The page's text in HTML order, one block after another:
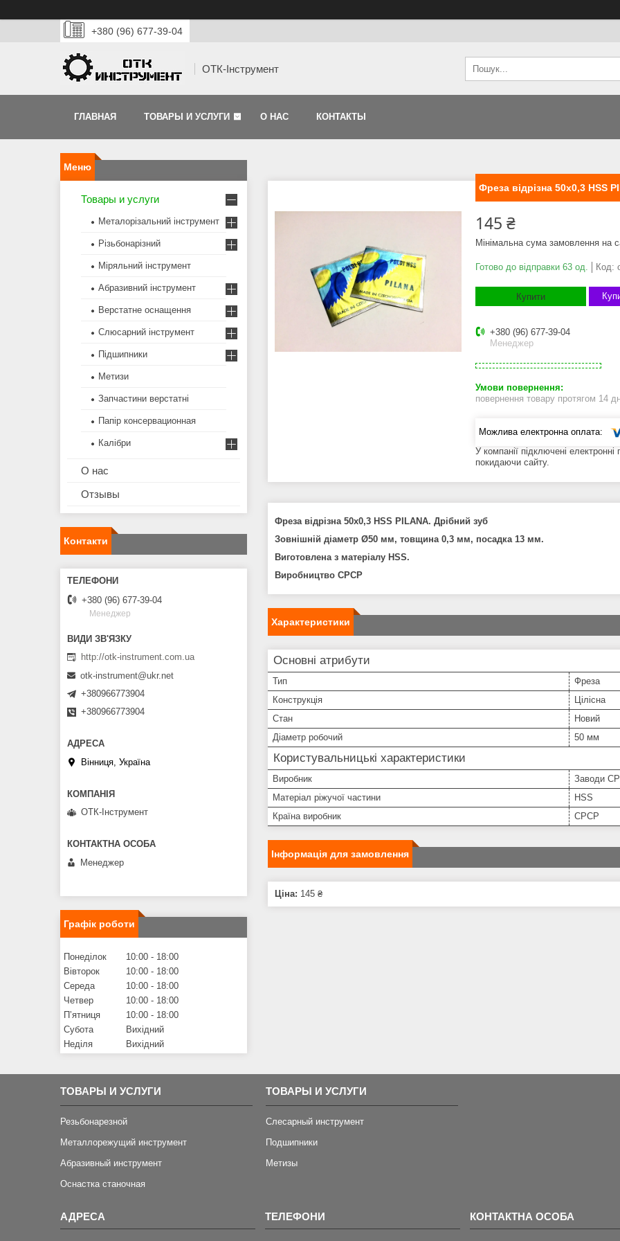
+380 (96) 677-39-04
ОТК-Інструмент
ГЛАВНАЯ ТОВАРЫ И УСЛУГИ О НАС КОНТАКТЫ
Фреза відрізна 50х0,3 HSS
145 ₴
Мінімальна сума замовлення на
Готово до відправки 63 од. Код:
Купити
+380 (96) 677-39-04
Менеджер
повернення товару протягом 14
У компанії підключені
покидаючи сайту.
Фреза відрізна 50х0,3 HSS PILANA. Дрібний зуб
Зовнішній діаметр Ø50 мм, товщина 0,3 мм, посадка 13 мм.
Виготовлена з матеріалу HSS.
Виробництво СРСР
Характеристики
Основні атрибути
Тип
Фреза
Конструкція
Цілісна
Стан
Новий
Діаметр робочий
50 мм
Користувальницькі характеристики
Виробник
Заводи
Матеріал ріжучої частини
HSS
Країна виробник
СРСР
Інформація для замовлення
Ціна: 145 ₴
Товары и услуги
Металорізальний інструмент
Різьбонарізний
Міряльний інструмент
Абразивний інструмент
Верстатне оснащення
Слюсарний інструмент
Підшипники
Метизи
Запчастини верстатні
Папір консервационная
Калібри
О нас
Отзывы
Контакти
+380 (96) 677-39-04
Менеджер
http://otk-instrument.com.ua
otk-instrument@ukr.net
+380966773904
+380966773904
Вінниця, Україна
ОТК-Інструмент
Менеджер
Графік роботи
Понеділок 10:00
18:00
Вівторок
10:00
18:00
Середа
10:00
18:00
Четвер
10:00
18:00
Пʼятниця
10:00
18:00
Субота
Вихідний
Неділя
Вихідний
ТОВАРЫ И УСЛУГИ
Резьбонарезной
Металлорежущий инструмент
Абразивный инструмент
Оснастка станочная
ТОВАРЫ И УСЛУГИ
Слесарный инструмент
Подшипники
Метизы